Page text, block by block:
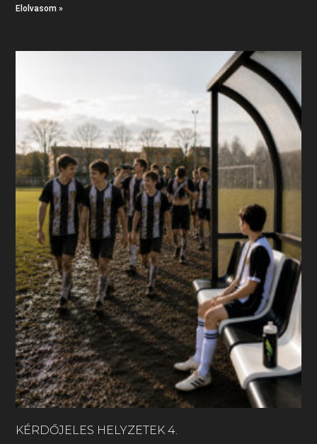
Elolvasom »
KÉRDŐJELES HELYZETEK 4.